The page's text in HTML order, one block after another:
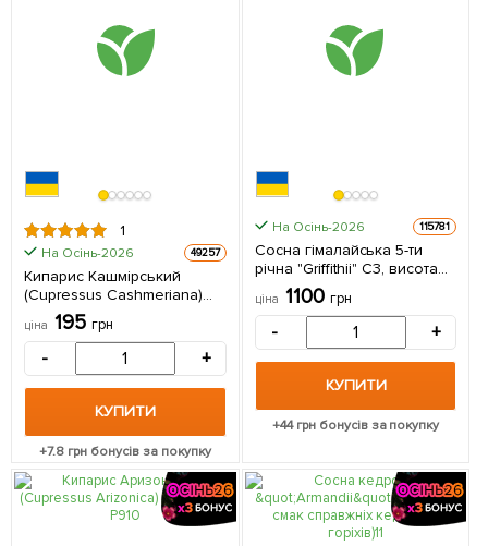
1
На Осінь-2026 49257
Кипарис Кашмірський
(Cupressus Cashmeriana)
контейнер Р9 1 шт в
упаковці
ціна 195 грн
- +
КУПИТИ
+7.8 грн бонусів за покупку
На Осінь-2026 115781
Сосна гімалайська 5-ти
річна "Griffithii" С3, висота
50-70см 1 саджанець в
упаковці
ціна 1100 грн
- +
КУПИТИ
+44грн бонусів за покупку